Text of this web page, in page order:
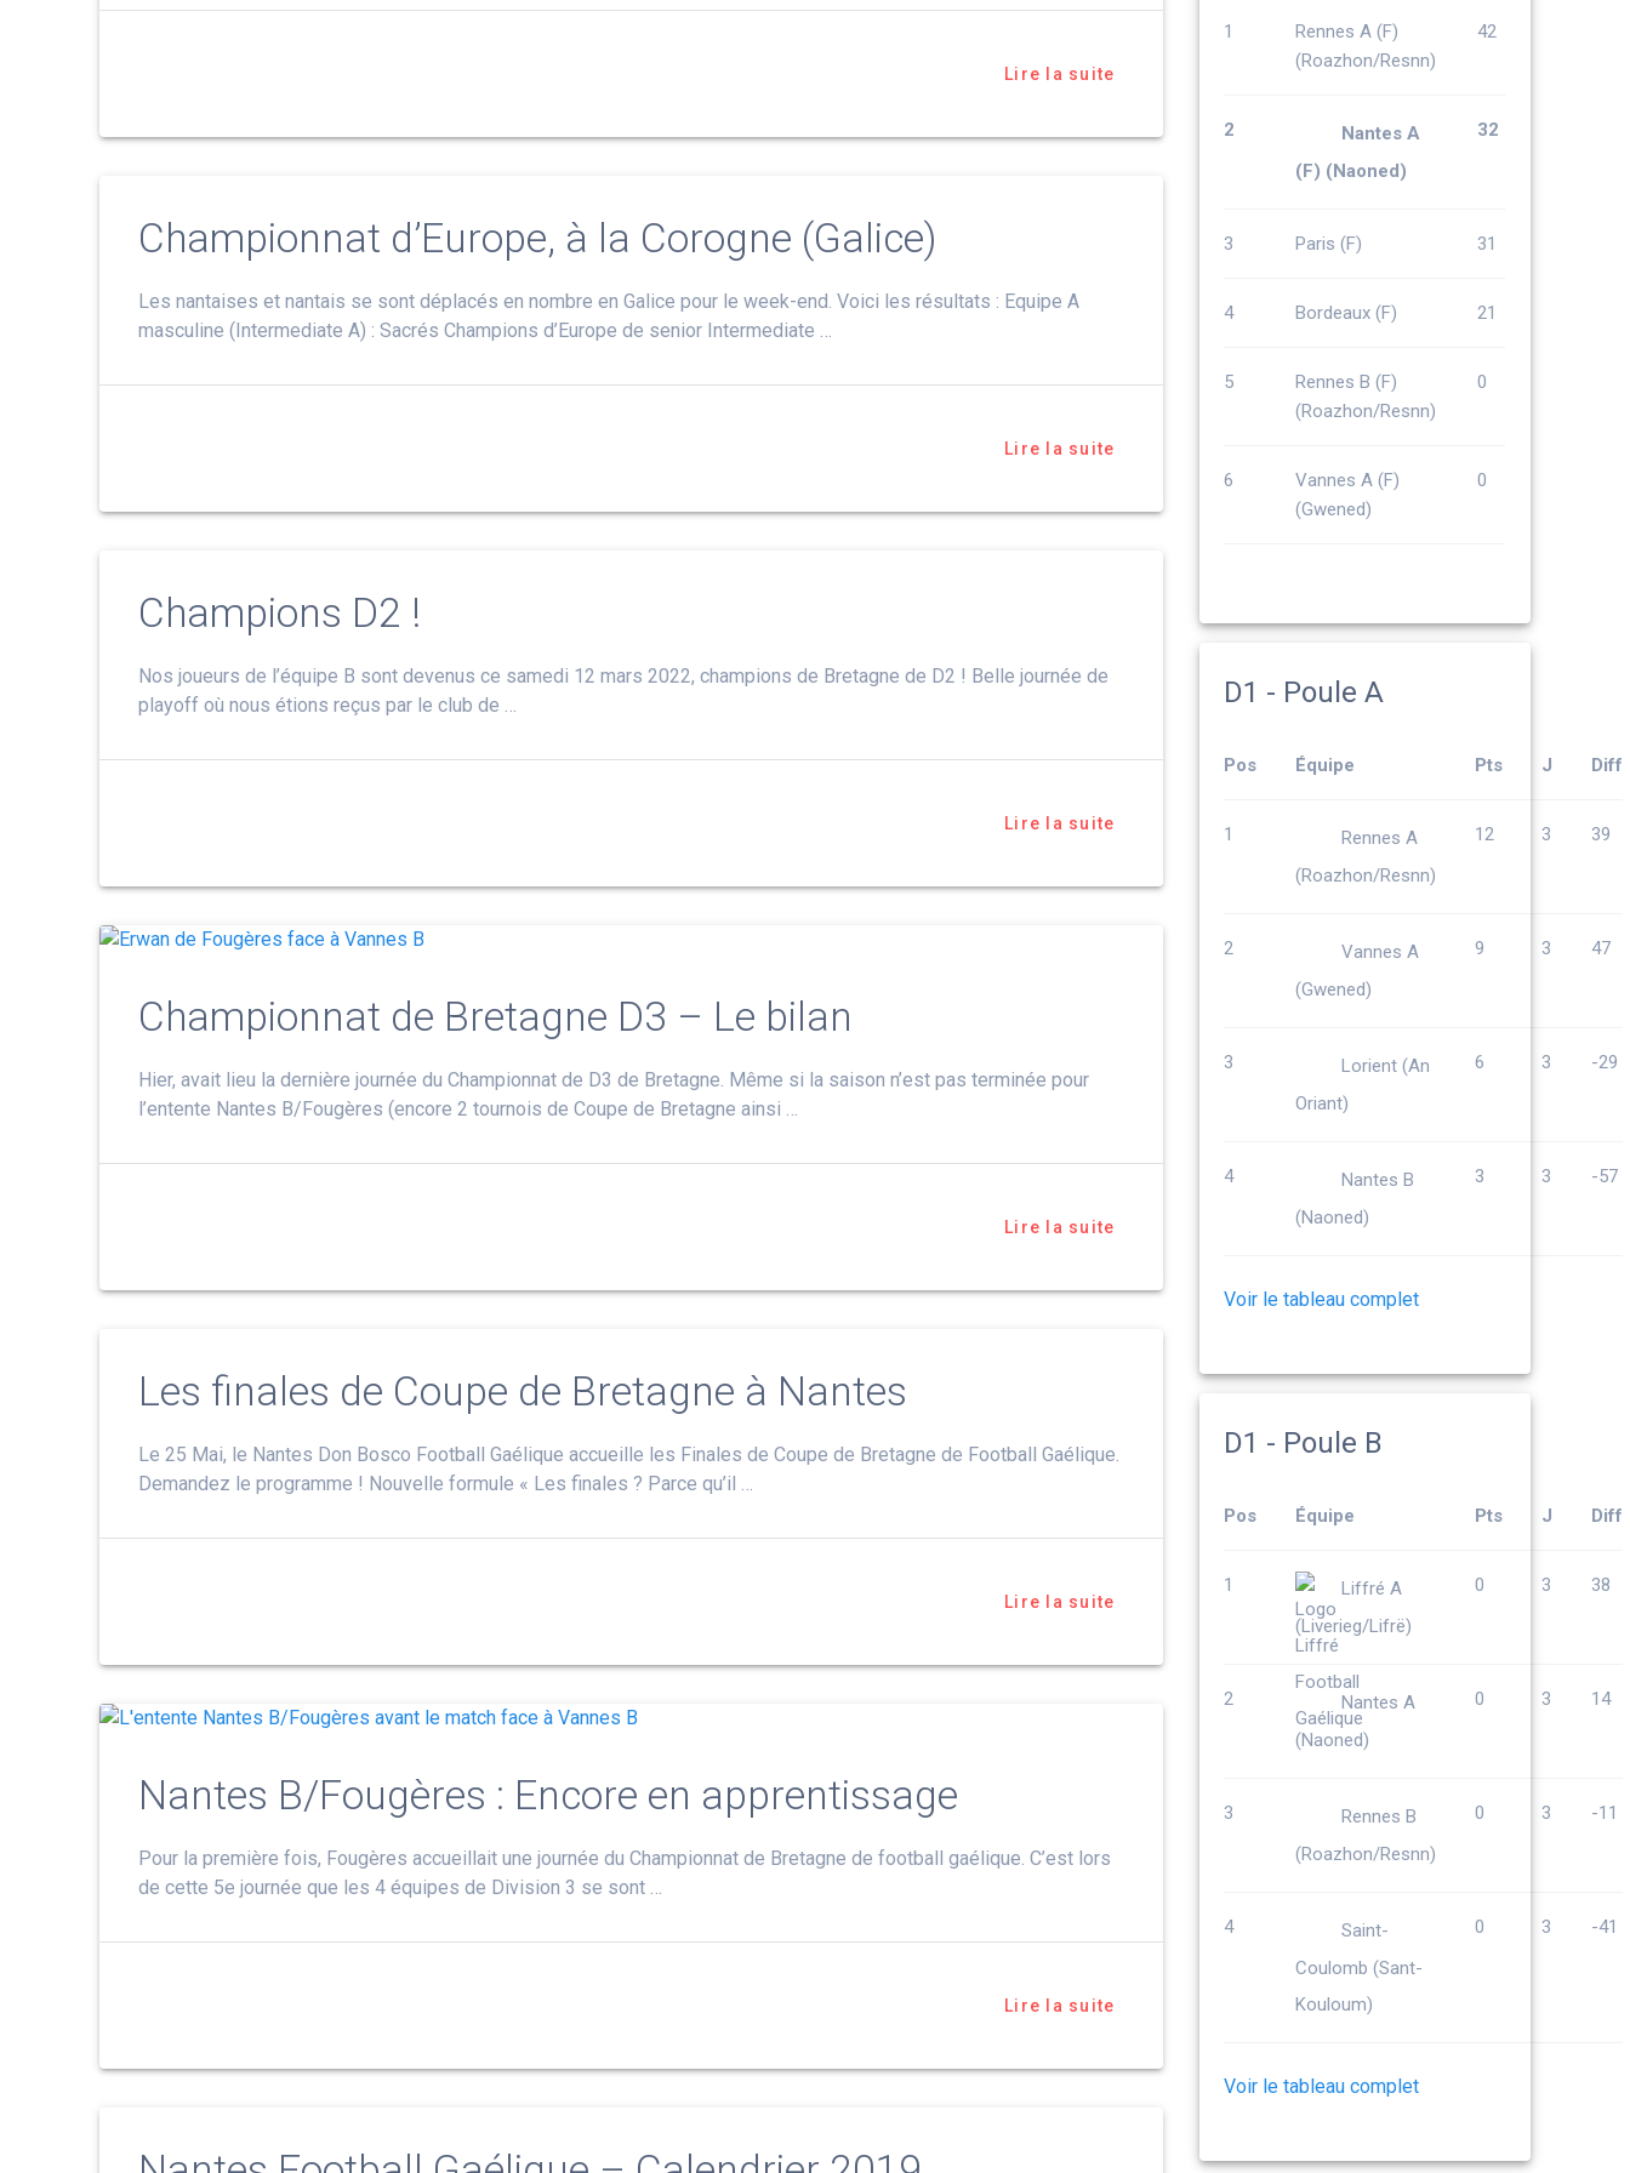
Lire la suite
Championnat d’Europe, à la Corogne (Galice)
Les nantaises et nantais se sont déplacés en nombre en Galice pour le week-end. Voici les résultats : Equipe A
masculine (Intermediate A) : Sacrés Champions d’Europe de senior Intermediate …
Lire la suite
Champions D2 !
Nos joueurs de l’équipe B sont devenus ce samedi 12 mars 2022, champions de Bretagne de D2 ! Belle journée de
playoff où nous étions reçus par le club de …
Lire la suite
Championnat de Bretagne D3 – Le bilan
Hier, avait lieu la dernière journée du Championnat de D3 de Bretagne. Même si la saison n’est pas terminée pour
l’entente Nantes B/Fougères (encore 2 tournois de Coupe de Bretagne ainsi …
Lire la suite
Les finales de Coupe de Bretagne à Nantes
Le 25 Mai, le Nantes Don Bosco Football Gaélique accueille les Finales de Coupe de Bretagne de Football Gaélique.
Demandez le programme ! Nouvelle formule « Les finales ? Parce qu’il …
Lire la suite
Nantes B/Fougères : Encore en apprentissage
Pour la première fois, Fougères accueillait une journée du Championnat de Bretagne de football gaélique. C’est lors
de cette 5e journée que les 4 équipes de Division 3 se sont …
Lire la suite
1
Rennes A (F)
(Roazhon/Resnn)
42
2
Nantes A
(F) (Naoned)
32
3 Paris (F) 31
4 Bordeaux (F) 21
5
Rennes B (F)
(Roazhon/Resnn)
0
6
Vannes A (F)
(Gwened)
0
D1 - Poule A
Pos Équipe Pts J Diff
1
Rennes A
(Roazhon/Resnn)
12 3 39
2
Vannes A
(Gwened)
9 3 47
3
Lorient (An
Oriant)
6 3 -29
4
Nantes B
(Naoned)
3 3 -57
Voir le tableau complet
D1 - Poule B
Pos Équipe Pts J Diff
1
Liffré A
(Liverieg/Lifrë)
0 3 38
2
Nantes A
(Naoned)
0 3 14
3
Rennes B
(Roazhon/Resnn)
0 3 -11
4
Saint-
Coulomb (Sant-
Kouloum)
0 3 -41
Voir le tableau complet